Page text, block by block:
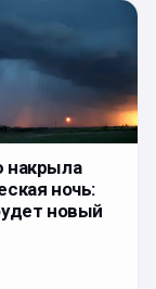
накрыла
ночь:
новый